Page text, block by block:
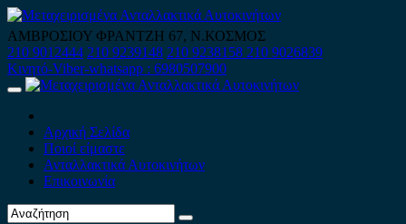
Skip
to
content
ΑΜΒΡΟΣΙΟΥ ΦΡΑΝΤΖΗ 67, Ν.ΚΟΣΜΟΣ
210 9012444 210 9239148 210 9238158 210 9026839
Κινητό-Viber-whatsapp : 6980507900
Primary
Αρχική Σελίδα
Ποιοί είμαστε
Ανταλλακτικά Αυτοκινήτων
Επικοινωνία